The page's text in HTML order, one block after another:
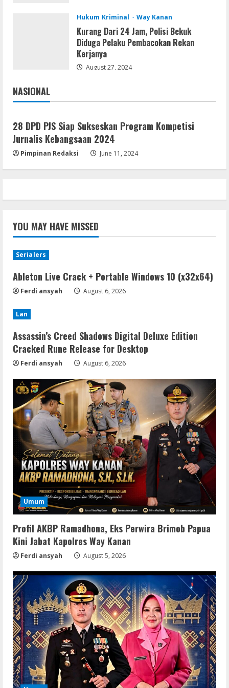
Doakan Jadi Jendral
August 4, 2026
Umum
Ketua Pro Jurnalis Media Siber Way
Kanan Apresiasi Prestasi Reva Radisya,
August 4, 2026
Hukum Kriminal Way Kanan
Kurang Dari 24 Jam, Polisi Bekuk
Diduga Pelaku Pembacokan Rekan
Kerjanya
August 27, 2024
NASIONAL
Jakarta
28 DPD PJS Siap Sukseskan Program Kompetisi
Jurnalis Kebangsaan 2024
Pimpinan Redaksi June 11, 2024
YOU MAY HAVE MISSED
Serialers
Ableton Live Crack + Portable Windows 10 (x32x64)
Ferdi ansyah August 6, 2026
Lan
Assassin’s Creed Shadows Digital Deluxe Edition
Cracked Rune Release for Desktop
Ferdi ansyah August 6, 2026
Umum
Profil AKBP Ramadhona, Eks Perwira Brimob Papua
Kini Jabat Kapolres Way Kanan
Ferdi ansyah August 5, 2026